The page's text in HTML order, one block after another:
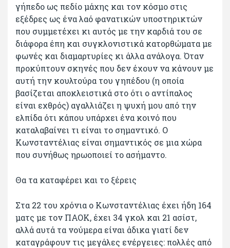
γήπεδο ως πεδίο μάχης και τον κόσμο στις
εξέδρες ως ένα λαό φανατικών υποστηρικτών
που συμμετέχει κι αυτός με την καρδιά του σε
διάφορα έπη και συγκλονιστικά κατορθώματα με
φωνές και διαμαρτυρίες κι άλλα ανάλογα. Όταν
προκύπτουν σκηνές που δεν έχουν να κάνουν με
αυτή την κουλτούρα του γηπέδου (η οποία
βασίζεται αποκλειστικά στο ότι ο αντίπαλος
είναι εχθρός) αγαλλιάζει η ψυχή μου από την
ελπίδα ότι κάπου υπάρχει ένα κοινό που
καταλαβαίνει τι είναι το σημαντικό. Ο
Κωνσταντέλιας είναι σημαντικός σε μια χώρα
που συνήθως ηρωοποιεί το ασήμαντο.
Θα τα καταφέρει και το ξέρεις
Στα 22 του χρόνια ο Κωνσταντέλιας έχει ήδη 164
ματς με τον ΠΑΟΚ, έχει 34 γκολ και 21 ασίστ,
αλλά αυτά τα νούμερα είναι άδικα γιατί δεν
καταγράφουν τις μεγάλες ενέργειες: πολλές από